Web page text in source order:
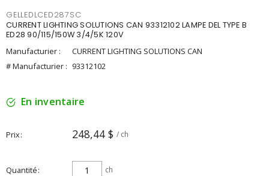
GELLEDLCED287SC
CURRENT LIGHTING SOLUTIONS CAN 93312102 LAMPE DEL TYPE B
ED28 90/115/150W 3/4/5K 120V
Manufacturier :
CURRENT LIGHTING SOLUTIONS CAN
# Manufacturier : 93312102
En inventaire
Prix 248,44 $ / ch
Quantité ch